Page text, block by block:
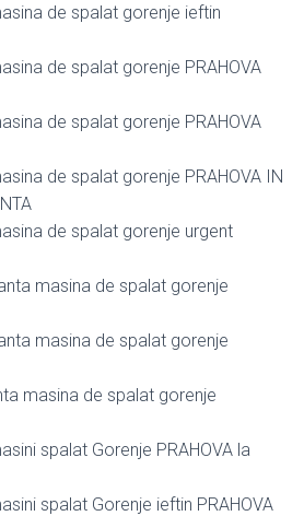
de spalat gorenje ieftin
de spalat gorenje PRAHOVA
de spalat gorenje PRAHOVA
de spalat gorenje PRAHOVA IN
de spalat gorenje urgent
masina de spalat gorenje
masina de spalat gorenje
masina de spalat gorenje
spalat Gorenje PRAHOVA la
spalat Gorenje ieftin PRAHOVA